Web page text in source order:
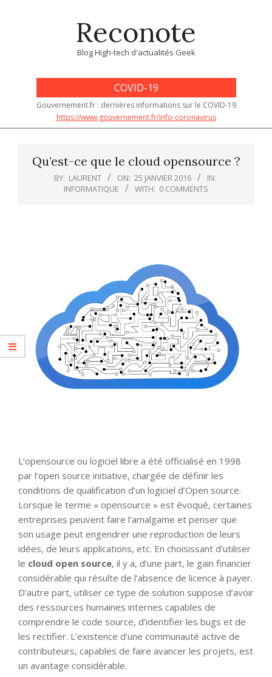
Reconote
Blog High-tech d'actualités Geek
COVID-19
Gouvernement.fr : dernières informations sur le COVID-19
https://www.gouvernement.fr/info-coronavirus
Qu’est-ce que le cloud opensource ?
BY: LAURENT ON: 25 JANVIER 2016
IN:
INFORMATIQUE
WITH: 0 COMMENTS
L’opensource ou logiciel libre a été officialisé en 1998
par l’open source initiative, chargée de définir les
conditions de qualification d’un logiciel d’Open source.
Lorsque le terme « opensource » est évoqué, certaines
entreprises peuvent faire l’amalgame et penser que
son usage peut engendrer une reproduction de leurs
idées, de leurs applications, etc. En choisissant d’utiliser
le cloud open source, il y a, d’une part, le gain financier
considérable qui résulte de l’absence de licence à payer.
D’autre part, utiliser ce type de solution suppose d’avoir
des ressources humaines internes capables de
comprendre le code source, d’identifier les bugs et de
les rectifier. L’existence d’une communauté active de
contributeurs, capables de faire avancer les projets, est
un avantage considérable.